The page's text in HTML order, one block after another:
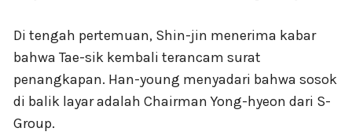
Di tengah pertemuan, Shin-jin menerima kabar
bahwa Tae-sik kembali terancam surat
penangkapan. Han-young menyadari bahwa sosok
di balik layar adalah Chairman Yong-hyeon dari S-
Group.